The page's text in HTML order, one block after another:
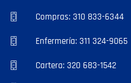
Compras: 310 833-6344
Enfermería: 311 324-9065
Cartera: 320 683-1542